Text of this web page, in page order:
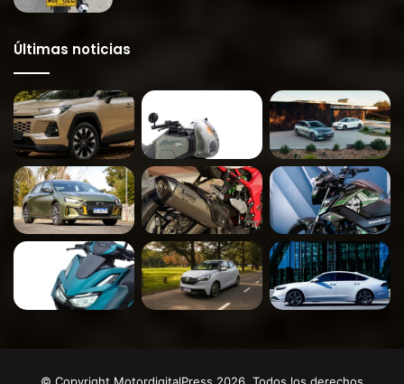
Últimas noticias
© Copyright MotordigitalPress 2026, Todos los derechos